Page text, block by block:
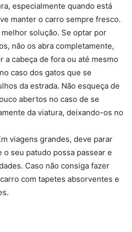
especialmente quando está
manter o carro sempre fresco.
solução. Se optar por
não os abra completamente,
a cabeça de fora ou até mesmo
caso dos gatos que se
da estrada. Não esqueça de
abertos no caso de se
da viatura, deixando-os no
viagens grandes, deve parar
o seu patudo possa passear e
Caso não consiga fazer
com tapetes absorventes e